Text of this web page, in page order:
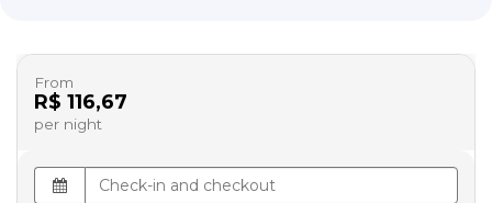
From
R$ 116,67
per night